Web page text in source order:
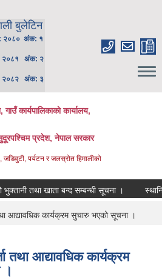
बुलेटिन
२०८० अंक: १
२०८१ अंक: २
२०८२ अंक: ३
गाउँ कार्यपालिकाकाे कार्यालय,
प्रदेश, नेपाल सरकार
जडिवुटी, पर्यटन र जलस्रोत हिमालीको
तथा खाता बन्द सम्बन्धी सूचना । स्थानिय
आद्यावधिक कार्यक्रम सुचारु भएको सूचना ।
तथा आद्यावधिक कार्यक्रम
।